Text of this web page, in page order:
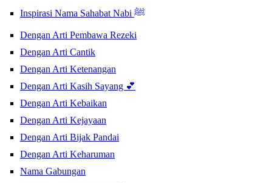
Inspirasi Nama Sahabat Nabi ﷺ
Dengan Arti Pembawa Rezeki
Dengan Arti Cantik
Dengan Arti Ketenangan
Dengan Arti Kasih Sayang 💕
Dengan Arti Kebaikan
Dengan Arti Kejayaan
Dengan Arti Bijak Pandai
Dengan Arti Keharuman
Nama Gabungan